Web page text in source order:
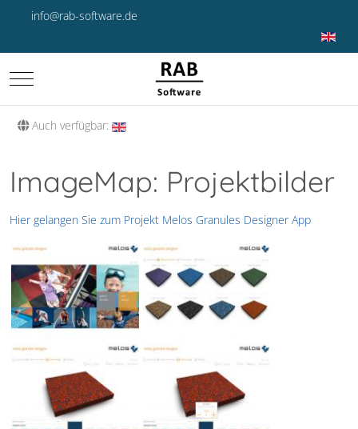
info@rab-software.de
Sprache
Mobile Menu Toggle
Auch verfügbar:
ImageMap: Projektbilder
Hier gelangen Sie zum Projekt Melos Granules Designer App